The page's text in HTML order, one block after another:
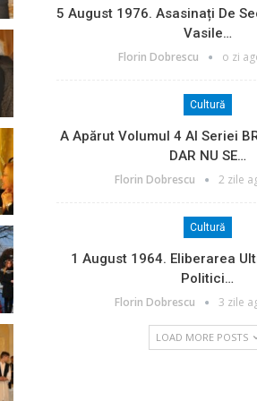
5 August 1976. Asasinați De
Vasile…
Florin Dobrescu o zi
Cultură
A Apărut Volumul 4 Al Seriei
DAR NU SE…
Florin Dobrescu 2 zile
Cultură
1 August 1964. Eliberarea
Politici…
Florin Dobrescu 3 zile
LOAD MORE POSTS